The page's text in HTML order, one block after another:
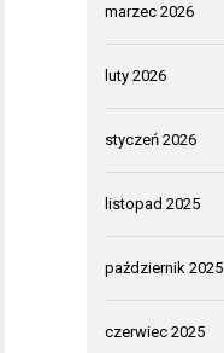
marzec 2026
luty 2026
styczeń 2026
listopad 2025
październik 2025
czerwiec 2025